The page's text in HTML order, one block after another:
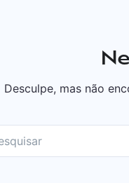
Desculpe, mas não